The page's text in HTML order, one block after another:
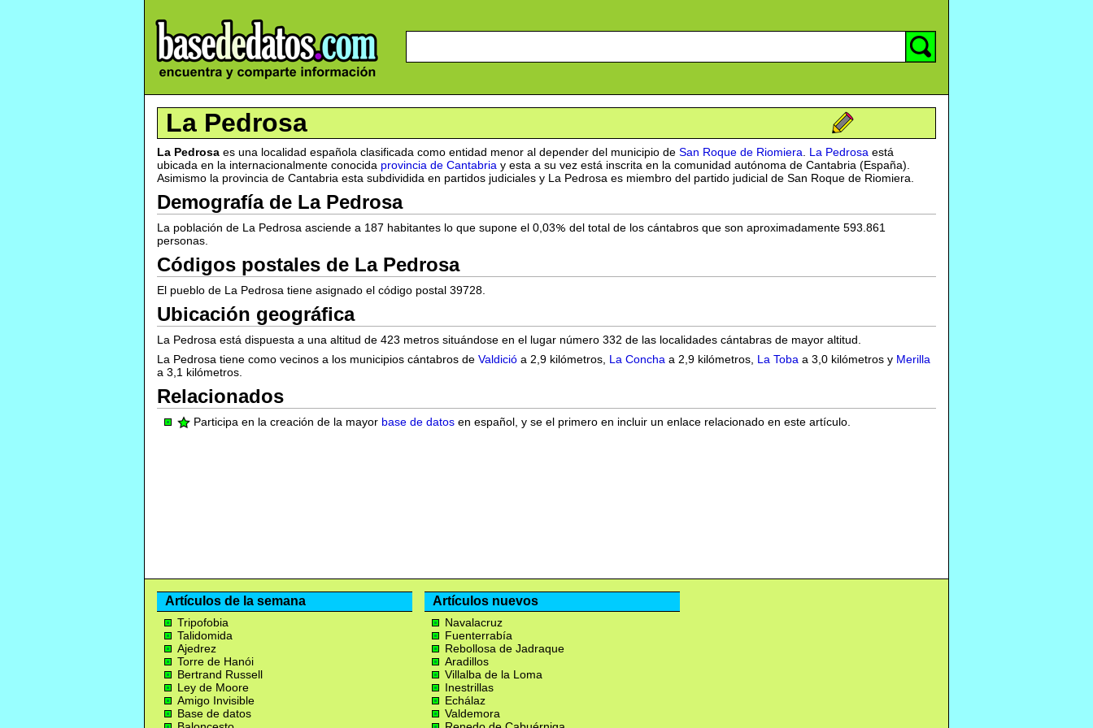
La Pedrosa
La Pedrosa es una localidad española clasificada como entidad menor al depender del municipio de San Roque de Riomiera La Pedrosa está
ubicada en la internacionalmente conocida provincia de Cantabria y esta a su vez está inscrita en la comunidad autónoma de Cantabria (España).
Asimismo la provincia de Cantabria esta subdividida en partidos judiciales y La Pedrosa es miembro del partido judicial de San Roque de Riomiera.
Demografía de La Pedrosa
La población de La Pedrosa asciende a 187 habitantes lo que supone el 0,03
del total de los cántabros que son aproximadamente 593.861
personas.
Códigos postales de La Pedrosa
El pueblo de La Pedrosa tiene asignado el código postal 39728.
Ubicación geográfica
La Pedrosa está dispuesta a una altitud de 423 metros situándose en el lugar número 332 de las localidades cántabras de mayor altitud.
La Pedrosa tiene como vecinos a los municipios cántabros de Valdició a 2,9 kilómetros, La Concha a 2,9 kilómetros, La Toba a 3,0 kilómetros y Merilla
a 3,1 kilómetros.
Relacionados
Participa en la creación de la mayor base de datos en español, y se el primero en incluir un enlace relacionado en este artículo.
Artículos de la semana
Tripofobia
Talidomida
Ajedrez
Torre de Hanói
Bertrand Russell
Ley de Moore
Amigo Invisible
Base de datos
Artículos nuevos
Navalacruz
Fuenterrabía
Rebollosa de Jadraque
Aradillos
Villalba de la Loma
Inestrillas
Echálaz
Valdemora